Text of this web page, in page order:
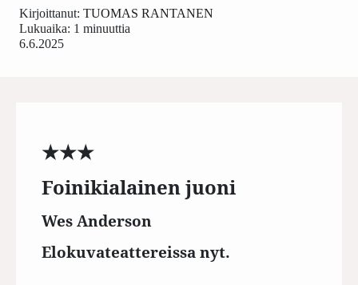
6.6.2025
Kirjoittanut: TUOMAS RANTANEN
Lukuaika: 1 minuuttia
★★★
Foinikialainen juoni
Wes Anderson
Elokuvateattereissa nyt.